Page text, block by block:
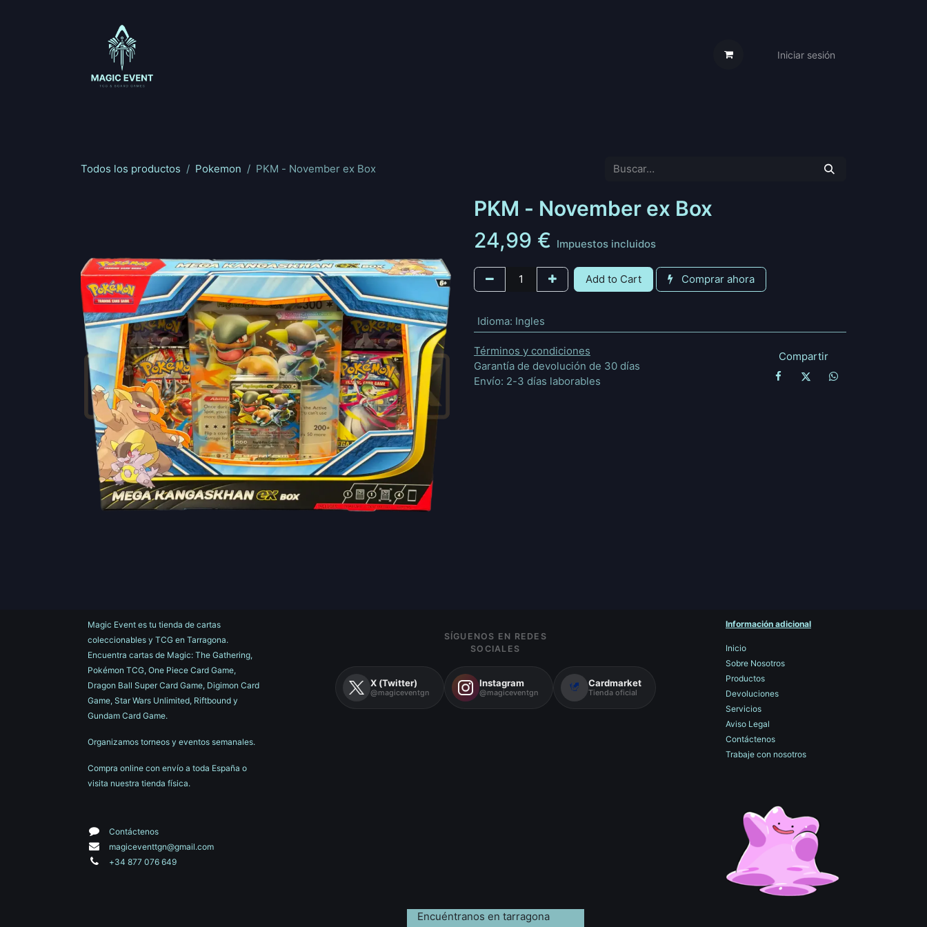
Iniciar sesión
Todos los productos Pokemon PKM - November ex Box
PKM - November ex Box
24,99 € Impuestos incluidos
Add to Cart Comprar ahora
Idioma: Ingles
Términos y condiciones
Garantía de devolución de 30 días
Envío: 2-3 días laborables
Compartir
Magic Event es tu tienda de cartas
coleccionables y TCG en Tarragona.
Encuentra cartas de Magic: The Gathering,
Pokémon TCG, One Piece Card Game,
Dragon Ball Super Card Game, Digimon Card
Game, Star Wars Unlimited, Riftbound y
Gundam Card Game.
Organizamos torneos y eventos semanales.
Compra online con envío a toda España o
visita nuestra tienda física.
Contáctenos
magiceventtgn@gmail.com
+34 877 076 649
SÍGUENOS EN REDES
SOCIALES
X (Twitter)
@magiceventgn
Instagram
@magiceventgn
Cardmarket
Tienda oficial
Encuéntranos en tarragona
Información adicional
Inicio
Sobre Nosotros
Productos
Devoluciones
Servicios
Aviso Legal
Contáctenos
Trabaje con nosotros